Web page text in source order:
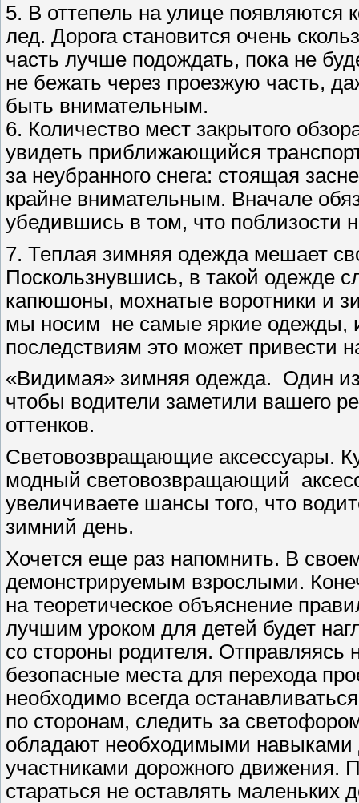
5. В оттепель на улице появляются
лед. Дорога становится очень
часть лучше подождать, пока не
не бежать через про­езжую часть,
быть внимательным.
6. Количество мест закрытого
увидеть приближающийся
за неубранного снега: стоящая
крайне внимательным. Вначале
убедившись в том, что поблизости
7. Теплая зимняя одежда мешает
Поскользнувшись, в такой одежде
капюшоны, мохнатые воротники и
мы носим не самые яркие одежды,
последствиям это может привести
«Видимая» зимняя одежда. Один
чтобы водители заметили вашего
оттенков.
Световозвращающие аксессуары.
модный световозвращающий
увеличиваете шансы того, что
зимний день.
Хочется еще раз напомнить. В
демонстрируемым взрослыми.
на теоретическое объяснение
лучшим уроком для детей будет
со стороны родителя. Отправляясь
безопасные места для перехода
необходимо всегда
по сторонам, следить за
обладают необходимыми навыками
участниками дорожного движения.
стараться не оставлять маленьких